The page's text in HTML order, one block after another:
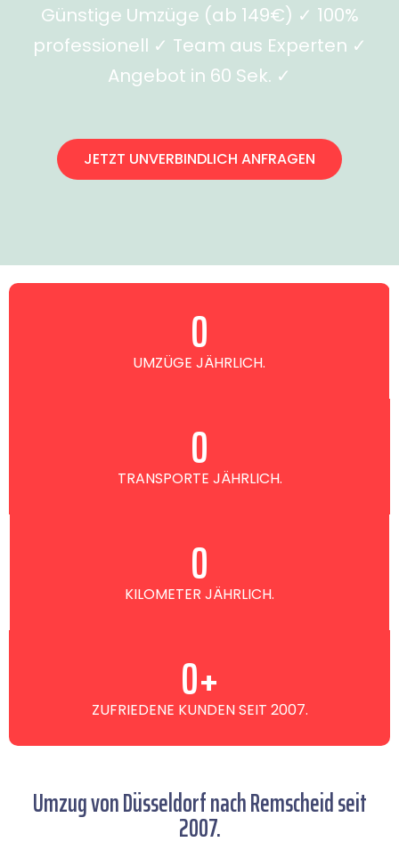
Günstige Umzüge (ab 149€) ✓ 100%
professionell ✓ Team aus Experten ✓
Angebot in 60 Sek. ✓
JETZT UNVERBINDLICH ANFRAGEN
UMZÜGE JÄHRLICH.
0
TRANSPORTE JÄHRLICH.
0
KILOMETER JÄHRLICH.
0
ZUFRIEDENE KUNDEN SEIT 2007.
0+
Umzug von Düsseldorf nach Remscheid seit
2007.